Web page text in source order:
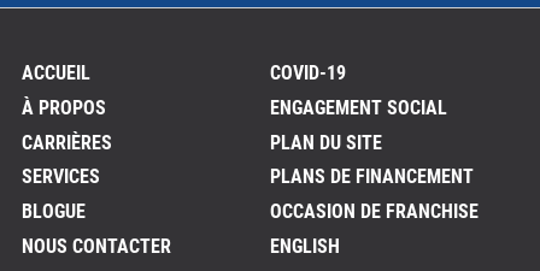
ACCUEIL
À PROPOS
CARRIÈRES
SERVICES
BLOGUE
NOUS CONTACTER
COVID-19
ENGAGEMENT SOCIAL
PLAN DU SITE
PLANS DE FINANCEMENT
OCCASION DE FRANCHISE
ENGLISH